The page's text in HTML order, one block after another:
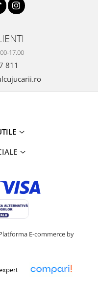
17.00
811
E-commerce by